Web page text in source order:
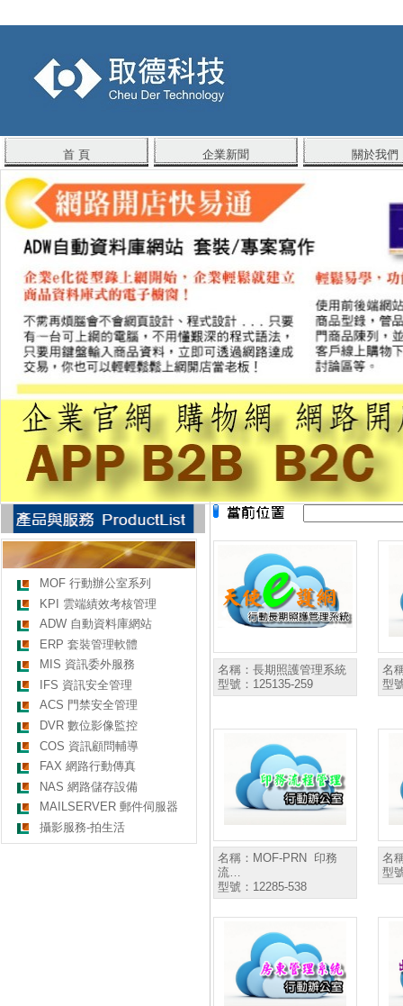
首 頁 企業新聞 關於我們
MOF 行動辦公室系列
KPI 雲端績效考核管理
ADW 自動資料庫網站
ERP 套裝管理軟體
MIS 資訊委外服務
IFS 資訊安全管理
ACS 門禁安全管理
DVR 數位影像監控
COS 資訊顧問輔導
FAX 網路行動傳真
NAS 網路儲存設備
MAILSERVER 郵件伺服器
攝影服務-拍生活
名稱： 長期照護管理系統
型號： 125135-259
名
型
名稱： MOF-PRN 印務
流…
型號： 12285-538
名
型